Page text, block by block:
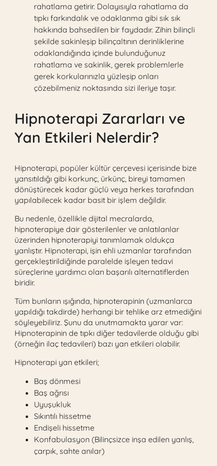
rahatlama getirir. Dolayısıyla rahatlama da
tıpkı farkındalık ve odaklanma gibi sık sık
hakkında bahsedilen bir faydadır. Zihin bilinçli
şekilde sakinleşip bilinçaltının derinliklerine
odaklandığında içinde bulunduğunuz
rahatlama ve sakinlik, gerek problemlerle
gerek korkularınızla yüzleşip onları
çözebilmeniz noktasında sizi ileriye taşır.
Hipnoterapi Zararları ve
Yan Etkileri Nelerdir?
Hipnoterapi, popüler kültür çerçevesi içerisinde bize
yansıtıldığı gibi korkunç, ürkünç, bireyi tamamen
dönüştürecek kadar güçlü veya herkes tarafından
yapılabilecek kadar basit bir işlem değildir.
Bu nedenle, özellikle dijital mecralarda,
hipnoterapiye dair gösterilenler ve anlatılanlar
üzerinden hipnoterapiyi tanımlamak oldukça
yanlıştır. Hipnoterapi, işin ehli uzmanlar tarafından
gerçekleştirildiğinde paralelde işleyen tedavi
süreçlerine yardımcı olan başarılı alternatiflerden
biridir.
Tüm bunların ışığında, hipnoterapinin (uzmanlarca
yapıldığı takdirde) herhangi bir tehlike arz etmediğini
söyleyebiliriz. Şunu da unutmamakta yarar var:
Hipnoterapinin de tıpkı diğer tedavilerde olduğu gibi
(örneğin ilaç tedavileri) bazı yan etkileri olabilir.
Hipnoterapi yan etkileri;
Baş dönmesi
Baş ağrısı
Uyuşukluk
Sıkıntılı hissetme
Endişeli hissetme
Konfabulasyon (Bilinçsizce inşa edilen yanlış,
çarpık, sahte anılar)